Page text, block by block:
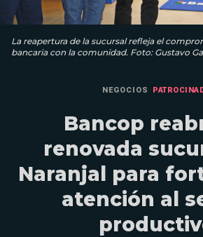
La reapertura de la sucursal refleja el
bancaria con la comunidad. Foto: Gustavo
NEGOCIOS
Bancop
renovada
Naranjal para
atención al